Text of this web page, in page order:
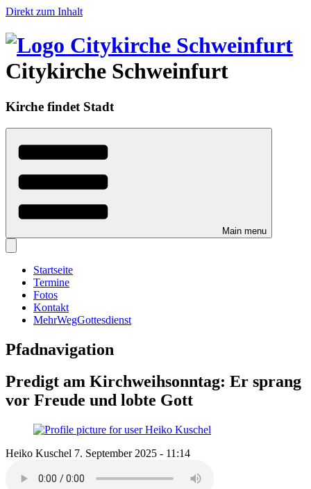
Direkt zum Inhalt
Citykirche Schweinfurt
Kirche findet Stadt
Main menu
Startseite
Termine
Fotos
Kontakt
MehrWegGottesdienst
Pfadnavigation
Predigt am Kirchweihsonntag: Er sprang
vor Freude und lobte Gott
Heiko Kuschel 7. September 2025 - 11:14